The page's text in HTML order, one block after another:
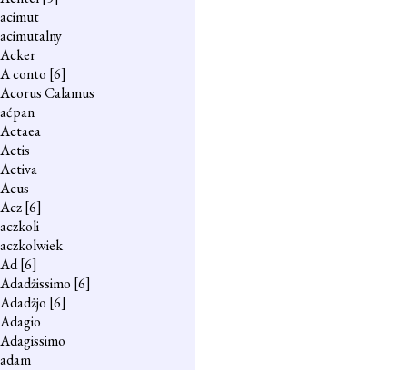
acimut
acimutalny
Acker
A conto [6]
Acorus Calamus
aćpan
Actaea
Actis
Activa
Acus
Acz[6]
aczkoli
aczkolwiek
Ad[6]
Adadżissimo [6]
Adadżjo [6]
Adagio
Adagissimo
adam